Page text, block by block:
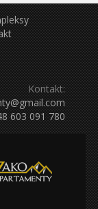
Kontakt:
603 091 780